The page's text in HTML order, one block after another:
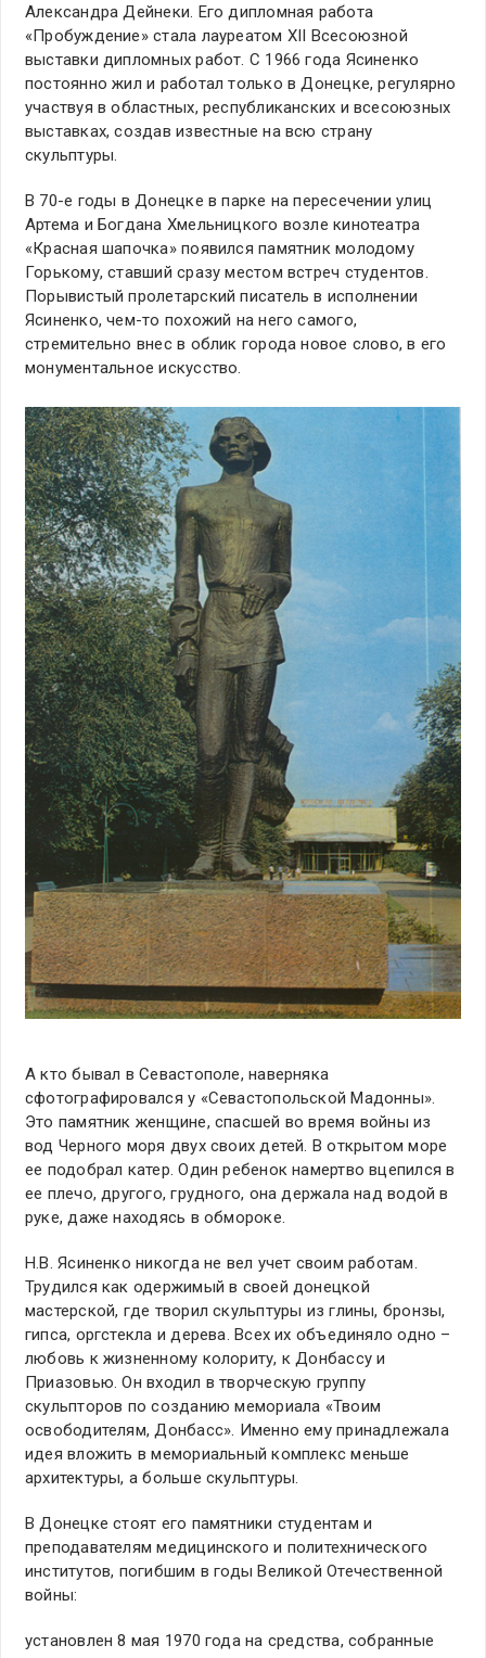
Александра Дейнеки. Его дипломная работа
«Пробуждение» стала лауреатом ХII Всесоюзной
выставки дипломных работ. С 1966 года Ясиненко
постоянно жил и работал только в Донецке, регулярно
участвуя в областных, республиканских и всесоюзных
выставках, создав известные на всю страну
скульптуры.
В 70-е годы в Донецке в парке на пересечении улиц
Артема и Богдана Хмельницкого возле кинотеатра
«Красная шапочка» появился памятник молодому
Горькому, ставший сразу местом встреч студентов.
Порывистый пролетарский писатель в исполнении
Ясиненко, чем-то похожий на него самого,
стремительно внес в облик города новое слово, в его
монументальное искусство.
А кто бывал в Севастополе, наверняка
сфотографировался у «Севастопольской Мадонны».
Это памятник женщине, спасшей во время войны из
вод Черного моря двух своих детей. В открытом море
ее подобрал катер. Один ребенок намертво вцепился в
ее плечо, другого, грудного, она держала над водой в
руке, даже находясь в обмороке.
Н.В. Ясиненко никогда не вел учет своим работам.
Трудился как одержимый в своей донецкой
мастерской, где творил скульптуры из глины, бронзы,
гипса, оргстекла и дерева. Всех их объединяло одно –
любовь к жизненному колориту, к Донбассу и
Приазовью. Он входил в творческую группу
скульпторов по созданию мемориала «Твоим
освободителям, Донбасс». Именно ему принадлежала
идея вложить в мемориальный комплекс меньше
архитектуры, а больше скульптуры.
В Донецке стоят его памятники студентам и
преподавателям медицинского и политехнического
институтов, погибшим в годы Великой Отечественной
войны:
установлен 8 мая 1970 года на средства, собранные